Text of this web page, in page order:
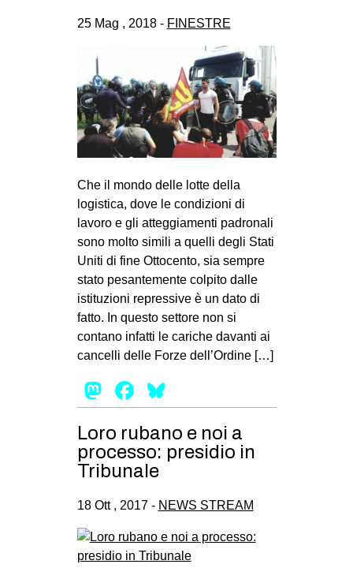
25 Mag , 2018 - FINESTRE
Che il mondo delle lotte della
logistica, dove le condizioni di
lavoro e gli atteggiamenti padronali
sono molto simili a quelli degli Stati
Uniti di fine Ottocento, sia sempre
stato pesantemente colpito dalle
istituzioni repressive è un dato di
fatto. In questo settore non si
contano infatti le cariche davanti ai
cancelli delle Forze dell’Ordine […]
Mastodon
Facebook
Loro rubano e noi a
processo: presidio in
Tribunale
18 Ott , 2017 - NEWS STREAM